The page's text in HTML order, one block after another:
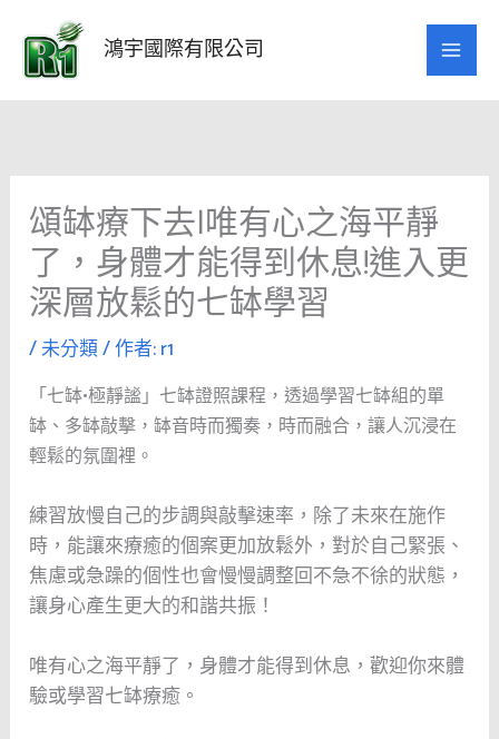
要
鴻宇國際有限公司
頌缽療下去|唯有心之海平靜
了，身體才能得到休息!進入更
深層放鬆的七缽學習
/未分類/ 作者:r1
「七缽•極靜謐」七缽證照課程，透過學習七缽組的單
缽、多缽敲擊，缽音時而獨奏，時而融合，讓人沉浸在
輕鬆的氛圍裡。
練習放慢自己的步調與敲擊速率，除了未來在施作
時，能讓來療癒的個案更加放鬆外，對於自己緊張、
焦慮或急躁的個性也會慢慢調整回不急不徐的狀態，
讓身心產生更大的和諧共振！
唯有心之海平靜了，身體才能得到休息，歡迎你來體
驗或學習七缽療癒。